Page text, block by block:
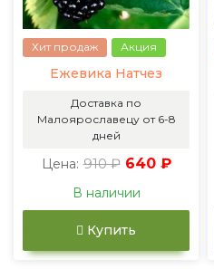
Хит продаж Акция
Ежевика Натчез
Доставка по
Малоярославецу от 6-8
дней
Цена: 910 ₽ 640 ₽
В наличии
Купить